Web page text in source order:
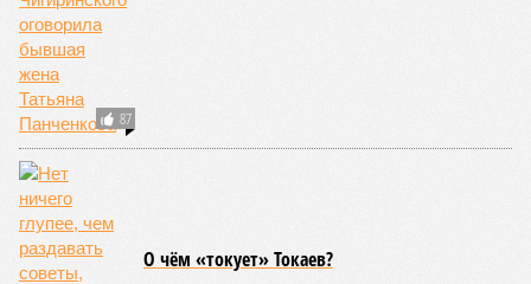
87
О чём «токует» Токаев?